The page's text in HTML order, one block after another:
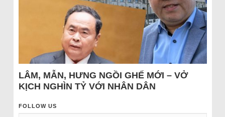
LÂM, MẪN, HƯNG NGỒI GHẾ MỚI – VỞ
KỊCH NGHÌN TỶ VỚI NHÂN DÂN
FOLLOW US